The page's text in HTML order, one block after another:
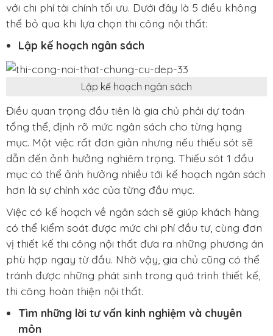
với chi phí tài chính tối ưu. Dưới đây là 5 điều không
thể bỏ qua khi lựa chọn thi công nội thất:
Lập kế hoạch ngân sách
Lập kế hoạch ngân sách
Điều quan trọng đầu tiên là gia chủ phải dự toán
tổng thể, định rõ mức ngân sách cho từng hạng
mục. Một việc rất đơn giản nhưng nếu thiếu sót sẽ
dẫn đến ảnh hưởng nghiêm trọng. Thiếu sót 1 đầu
mục có thể ảnh hưởng nhiều tới kế hoạch ngân sách
hơn là sự chính xác của từng đầu mục.
Việc có kế hoạch về ngân sách sẽ giúp khách hàng
có thể kiểm soát được mức chi phí đầu tư, cùng đơn
vị thiết kế thi công nội thất đưa ra những phương án
phù hợp ngay từ đầu. Nhờ vậy, gia chủ cũng có thể
tránh được những phát sinh trong quá trình thiết kế,
thi công hoàn thiện nội thất.
Tìm những lời tư vấn kinh nghiệm và chuyên
môn